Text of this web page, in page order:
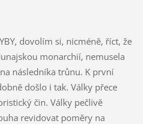
dovolím si, nicméně, říct, že
monarchií, nemusela
následníka trůnu. K první
došlo i tak. Války přece
čin. Války pečlivě
revidovat poměry na